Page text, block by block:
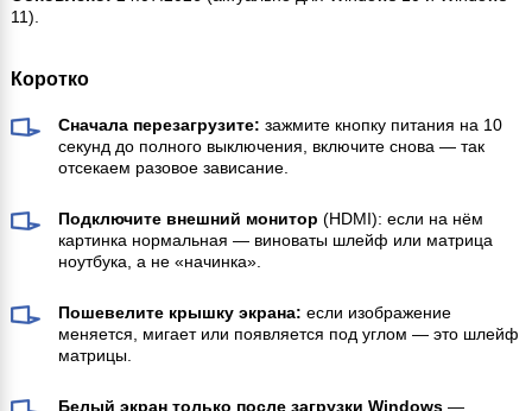
11).
Коротко
Сначала перезагрузите: зажмите кнопку питания на 10
секунд до полного выключения, включите снова — так
отсекаем разовое зависание.
Подключите внешний монитор (HDMI): если на нём
картинка нормальная — виноваты шлейф или матрица
ноутбука, а не «начинка».
Пошевелите крышку экрана: если изображение
меняется, мигает или появляется под углом — это шлейф
матрицы.
Белый экран только после загрузки Windows—